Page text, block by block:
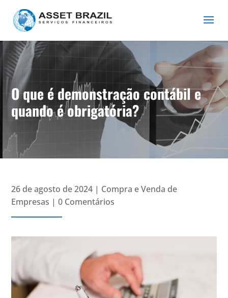
O que é demonstração contábil e
quando é obrigatória?
26 de agosto de 2024 | Compra e Venda de
Empresas |0 Comentários